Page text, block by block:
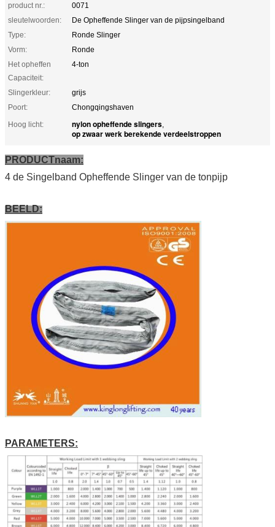
product nr.:
0071
sleutelwoorden:
De Opheffende Slinger van de pijpsingelband
Type:
Ronde Slinger
Vorm:
Ronde
Het opheffen
Capaciteit:
4-ton
Slingerkleur:
grijs
Poort:
Chongqingshaven
Hoog licht:
nylon opheffende slingers,
op zwaar werk berekende verdeelstroppen
PRODUCTnaam:
4 de Singelband Opheffende Slinger van de tonpijp
BEELD:
PARAMETERS: